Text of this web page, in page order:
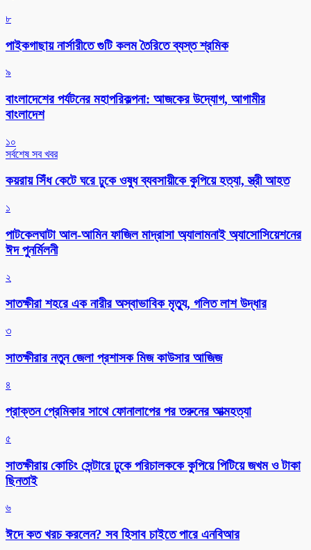
৮
পাইকগাছায় নার্সারীতে গুটি কলম তৈরিতে ব্যস্ত শ্রমিক
৯
বাংলাদেশের পর্যটনের মহাপরিকল্পনা: আজকের উদ্যোগ, আগামীর
বাংলাদেশ
১০
সর্বশেষ সব খবর
কয়রায় সিঁধ কেটে ঘরে ঢুকে ওষুধ ব্যবসায়ীকে কুপিয়ে হত্যা, স্ত্রী আহত
১
পাটকেলঘাটা আল-আমিন ফাজিল মাদ্রাসা অ্যালামনাই অ্যাসোসিয়েশনের
ঈদ পুনর্মিলনী
২
সাতক্ষীরা শহরে এক নারীর অস্বাভাবিক মৃত্যু, গলিত লাশ উদ্ধার
৩
সাতক্ষীরার নতুন জেলা প্রশাসক মিজ কাউসার আজিজ
৪
প্রাক্তন প্রেমিকার সাথে ফোনালাপের পর তরুনের আত্মহত্যা
৫
সাতক্ষীরায় কোচিং সেন্টারে ঢুকে পরিচালককে কুপিয়ে পিটিয়ে জখম ও টাকা
ছিনতাই
৬
ঈদে কত খরচ করলেন? সব হিসাব চাইতে পারে এনবিআর